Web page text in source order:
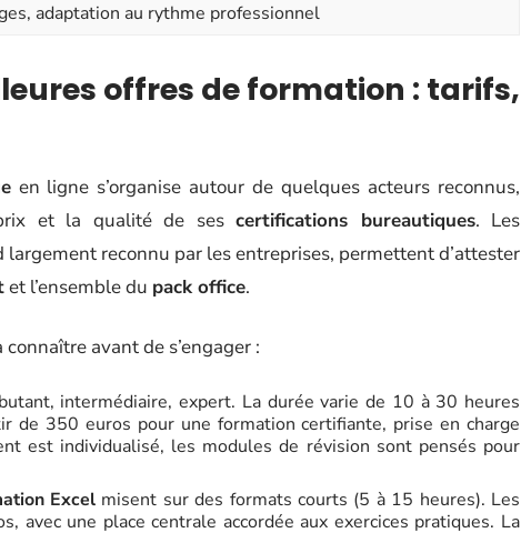
adaptation au rythme professionnel
offres de formation : tarifs,
en ligne s’organise autour de quelques acteurs reconnus,
prix et la qualité de sescertifications bureautiques. Les
largement reconnu par les entreprises, permettent d’attester
et l’ensemble du pack office.
avant de s’engager :
intermédiaire, expert. La durée varie de 10 à 30 heures
de 350 euros pour une formation certifiante, prise en charge
est individualisé, les modules de révision sont pensés pour
Excel misent sur des formats courts (5 à 15 heures). Les
une place centrale accordée aux exercices pratiques. La